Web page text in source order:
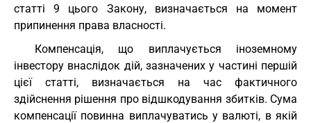
статті 9 цього Закону, визначається на момент
припинення права власності.
Компенсація, що виплачується іноземному
інвестору внаслідок дій, зазначених у частині першій
цієї статті, визначається на час фактичного
здійснення рішення про відшкодування збитків. Сума
компенсації повинна виплачуватись у валюті, в якій